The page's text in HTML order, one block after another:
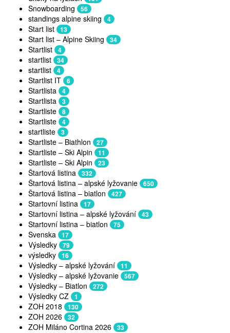
Snowboarding 56
standings alpine skiing 4
Start list 13
Start list – Alpine Skiing 34
Startlist 4
startlist 34
startlist 4
Startlist IT 6
Startlista 4
Startlista 3
Startliste 8
Startliste 4
startliste 3
Startliste – Biathlon 27
Startliste – Ski Alpin 11
Startliste – Ski Alpin 23
Štartová listina 332
Štartová listina – alpské lyžovanie 650
Štartová listina – biatlon 427
Startovní listina 17
Startovní listina – alpské lyžování 43
Startovní listina – biatlon 75
Svenska 17
Výsledky 79
výsledky 16
Výsledky – alpské lyžování 11
Výsledky – alpské lyžovanie 567
Výsledky – Biatlon 272
Výsledky CZ 1
ZOH 2018 130
ZOH 2026 32
ZOH Miláno Cortina 2026 33